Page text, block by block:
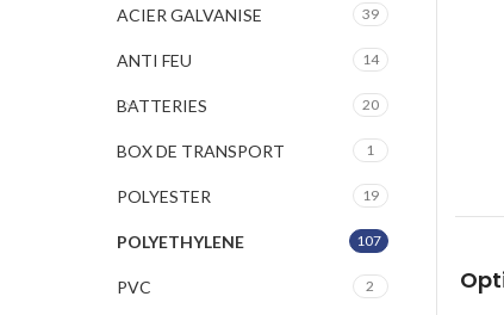
ACIER GALVANISE 39
ANTI FEU 14
BATTERIES 20
BOX DE TRANSPORT 1
POLYESTER 19
POLYETHYLENE 107
PVC 2